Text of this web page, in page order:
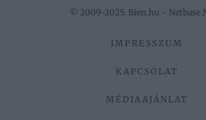
© 2009-2025. Bien.hu - Netbase
IMPRESSZUM
KAPCSOLAT
MÉDIAAJÁNLAT